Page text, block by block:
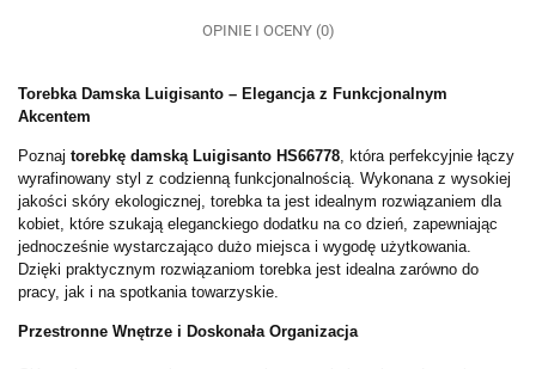
OPINIE I OCENY (0)
Torebka Damska Luigisanto – Elegancja z Funkcjonalnym
Akcentem
Poznaj torebkę damską Luigisanto HS66778 , która perfekcyjnie łączy
wyrafinowany styl z codzienną funkcjonalnością. Wykonana z wysokiej
jakości skóry ekologicznej, torebka ta jest idealnym rozwiązaniem dla
kobiet, które szukają eleganckiego dodatku na co dzień, zapewniając
jednocześnie wystarczająco dużo miejsca i wygodę użytkowania.
Dzięki praktycznym rozwiązaniom torebka jest idealna zarówno do
pracy, jak i na spotkania towarzyskie.
Przestronne Wnętrze i Doskonała Organizacja